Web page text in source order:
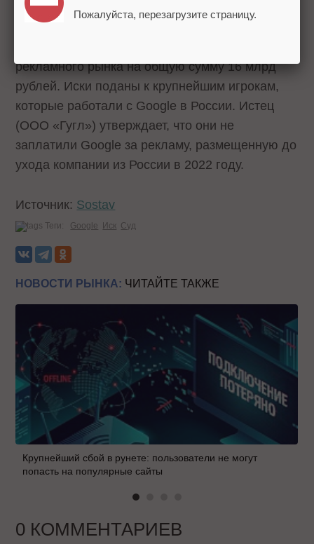
Напомним, что в конце апреля стало известно,
рекламного рынка на общую сумму 16 млрд
рублей. Иски поданы к крупнейшим игрокам,
которые работали с Google в России. Истец
(ООО «Гугл») утверждает, что они не
заплатили Google за рекламу, размещенную до
ухода компании из России в 2022 году.
Источник: Sostav
Теги: Google Иск Суд
НОВОСТИ РЫНКА: ЧИТАЙТЕ ТАКЖЕ
Крупнейший сбой в рунете: пользователи не могут
попасть на популярные сайты
0 КОММЕНТАРИЕВ
Пожалуйста, перезагрузите страницу.